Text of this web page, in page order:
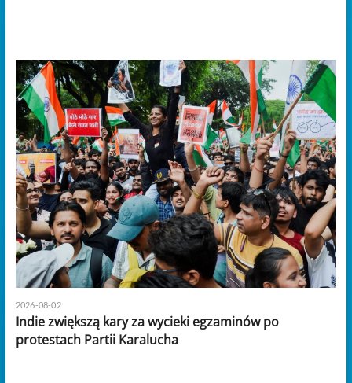
2026-08-02
Indie zwiększą kary za wycieki egzaminów po
protestach Partii Karalucha